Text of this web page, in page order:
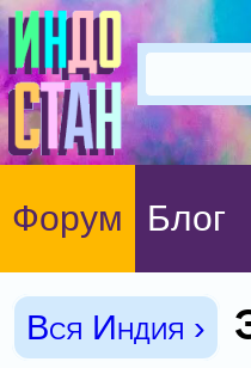
Форум Блог
Вся Индия ›